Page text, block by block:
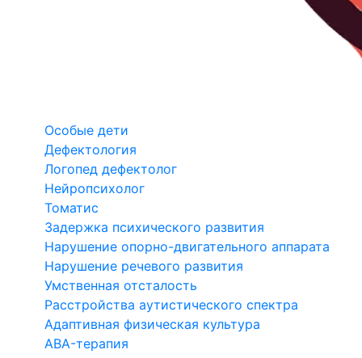
Особые дети
Дефектология
Логопед дефектолог
Нейропсихолог
Томатис
Задержка психического развития
Нарушение опорно-двигательного аппарата
Нарушение речевого развития
Умственная отсталость
Расстройства аутистического спектра
Адаптивная физическая культура
ABA-терапия